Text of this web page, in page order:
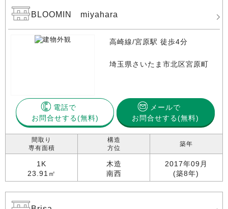
BLOOMIN miyahara
高崎線/宮原駅 徒歩4分
埼玉県さいたま市北区宮原町
電話で
お問合せする
メールで
お問合せする(無料)
間取り
専有面積
1K
23.91㎡
構造
方位
木造
南西
築年
2017年09月
(築8年)